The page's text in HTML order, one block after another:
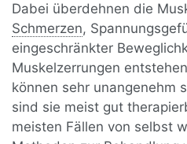
Dabei überdehnen die
Schmerzen,
eingeschränkter
Muskelzerrungen
können sehr unangenehm
sind sie meist gut
meisten Fällen von selbst